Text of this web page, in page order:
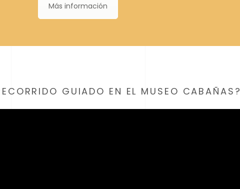
Más información
GUIADO EN EL MUSEO CABAÑAS?